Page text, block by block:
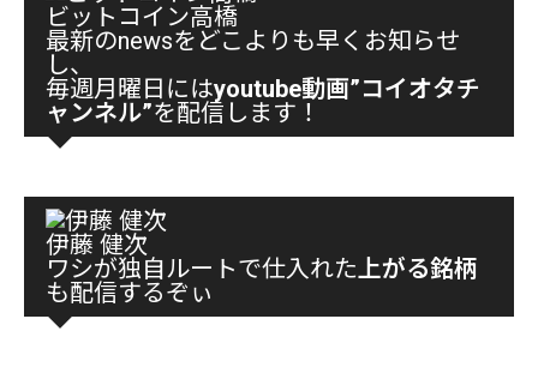
ビットコイン高橋
最新のnewsをどこよりも早くお知らせ
し、
毎週月曜日にはyoutube動画”コイオタチ
ャンネル”を配信します！
伊藤 健次
ワシが独自ルートで仕入れた上がる銘柄
も配信するぞぃ